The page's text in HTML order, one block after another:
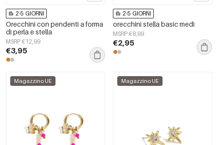
2-5 GIORNI
Orecchini con pendenti a forma
di perla e stella
MSRP €12,99
€3,95
2-5 GIORNI
orecchini stella basic medi
MSRP €8,99
€2,95
Magazzino UE Magazzino UE